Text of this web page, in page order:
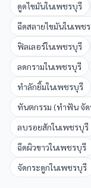
ดูดไขมันในเพชรบุรี
ฉีดสลายไขมันในเพช
ฟิลเลอร์ในเพชรบุรี
ลดกรามในเพชรบุรี
ทำลักยิ้มในเพชรบุรี
ทันตกรรม (ทำฟัน จั
ลบรอยสักในเพชรบุรี
ฉีดผิวขาวในเพชรบุรี
จัดกระดูกในเพชรบุรี